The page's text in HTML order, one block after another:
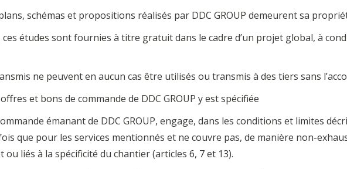
schémas et propositions réalisés par DDC GROUP demeurent sa
études sont fournies à titre gratuit dans le cadre d’un projet global, à
ne peuvent en aucun cas être utilisés ou transmis à des tiers sans
et bons de commande de DDC GROUP y est spécifiée
émanant de DDC GROUP, engage, dans les conditions et limites
que pour les services mentionnés et ne couvre pas, de manière non-
liés à la spécificité du chantier (articles 6, 7 et 13).